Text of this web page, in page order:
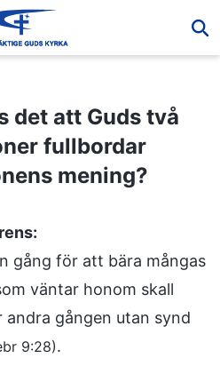
det att Guds två
fullbordar
mening?
gång för att bära mångas
väntar honom skall
andra gången utan synd
9:28).